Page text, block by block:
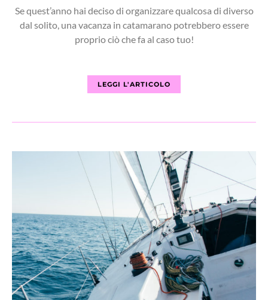
Se quest’anno hai deciso di organizzare qualcosa di diverso
dal solito, una vacanza in catamarano potrebbero essere
proprio ciò che fa al caso tuo!
LEGGI L'ARTICOLO